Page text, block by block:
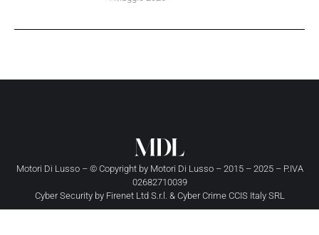
Motori Di Lusso – © Copyright by Motori Di Lusso– 2015 – 2025 – P.IVA
02682710039
Cyber Security by Firenet Ltd S.r.l. & Cyber Crime CCIS Italy SRL